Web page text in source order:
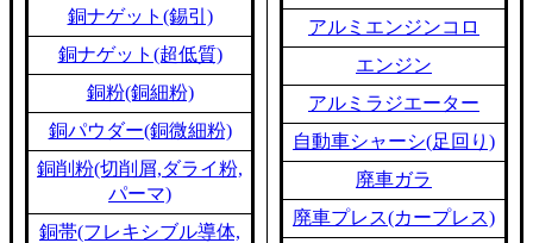
銅ナゲット(錫引)
銅ナゲット(超低質)
銅粉(銅細粉)
銅パウダー(銅微細粉)
銅削粉(切削屑,ダライ粉,
パーマ)
銅帯(フレキシブル導体,
アルミエンジンコロ
エンジン
アルミラジエーター
自動車シャーシ(足回り)
廃車ガラ
廃車プレス(カープレス)